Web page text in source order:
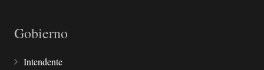
Gobierno
Intendente